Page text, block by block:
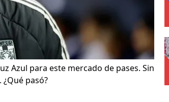
Azul para este mercado de pases. Sin
pasó?